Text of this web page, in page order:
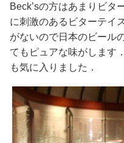
Beck’sの方はあまりビタ
に刺激のあるビターテイ
がないので日本のビール
てもピュアな味がします
も気に入りました．